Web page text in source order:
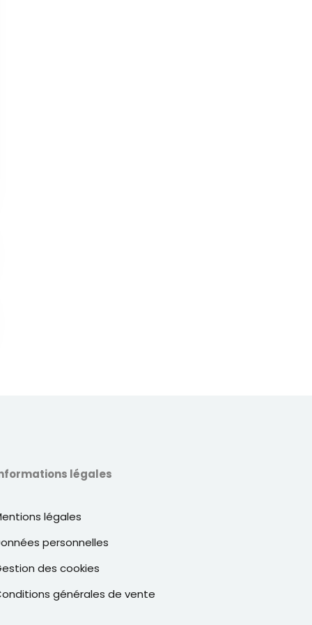
légales
légales
personnelles
des cookies
générales de vente